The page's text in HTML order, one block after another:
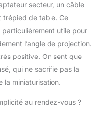
légères
néanmoins la
aux points clés.
FIT - Mit Hilfe
Skischuh-
lassen sich
& Innenschauh
anpassen. Le
assure également
secteur, un câble
trépied de table. Ce
particulièrement utile pour
l’angle de projection.
positive. On sent que
qui ne sacrifie pas la
la miniaturisation.
au rendez-vous ?